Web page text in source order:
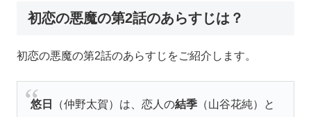
初恋の悪魔の第2話のあらすじは？
初恋の悪魔の第2話のあらすじをご紹介します。
悠日 （仲野太賀）は、恋人の結季 （山谷花純）と